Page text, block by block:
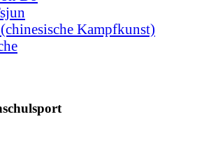
Kampfkunst)